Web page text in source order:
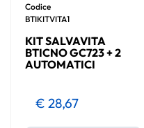
Codice
BTIKITVITA1
KIT SALVAVITA
BTICNO GC723 + 2
AUTOMATICI
€ 28,67